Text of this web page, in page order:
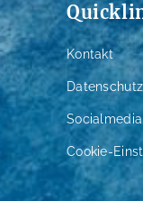
Kontakt
Datenschutz
Cookie-